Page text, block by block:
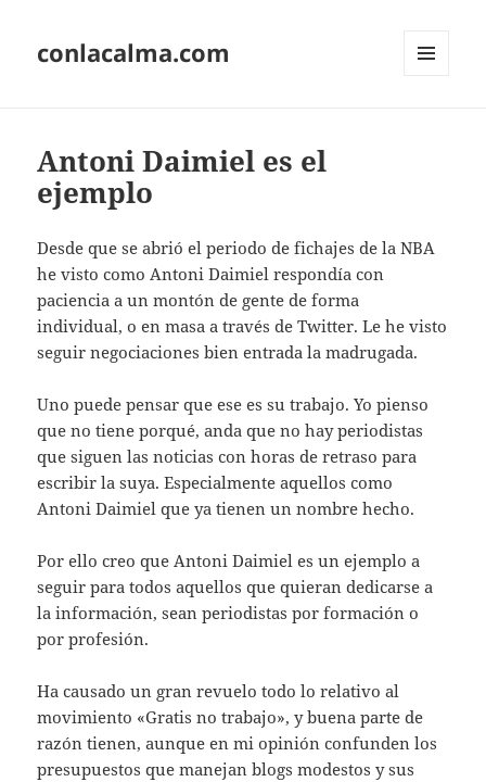
conlacalma.com
Antoni Daimiel es el
ejemplo
Desde que se abrió el periodo de fichajes de la NBA
he visto como Antoni Daimiel respondía con
paciencia a un montón de gente de forma
individual, o en masa a través de Twitter. Le he visto
seguir negociaciones bien entrada la madrugada.
Uno puede pensar que ese es su trabajo. Yo pienso
que no tiene porqué, anda que no hay periodistas
que siguen las noticias con horas de retraso para
escribir la suya. Especialmente aquellos como
Antoni Daimiel que ya tienen un nombre hecho.
Por ello creo que Antoni Daimiel es un ejemplo a
seguir para todos aquellos que quieran dedicarse a
la información, sean periodistas por formación o
por profesión.
Ha causado un gran revuelo todo lo relativo al
movimiento «Gratis no trabajo», y buena parte de
razón tienen, aunque en mi opinión confunden los
presupuestos que manejan blogs modestos y sus